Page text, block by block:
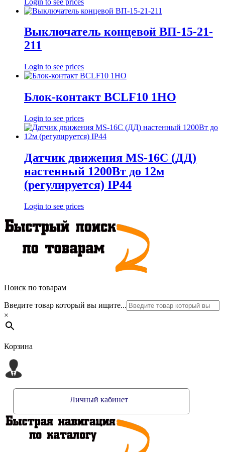
Выключатель концевой ВП-15-21-
211
Login to see prices
Блок-контакт BCLF10 1HO
Login to see prices
Датчик движения MS-16C (ДД)
настенный 1200Вт до 12м
(регулируется) IP44
Login to see prices
Поиск по товарам
Введите товар который вы ищите...
×
Корзина
Личный кабинет